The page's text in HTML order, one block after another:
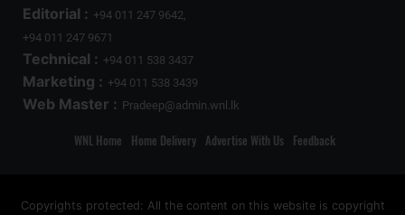
Editorial : +94 011 247 9642,
+94 011 247 9671
Technical : +94 011 538 3437
Marketing : +94 011 538 3439
Web Master : Pradeep@admin.wnl.lk
WNL Home Home Delivery Advertise With Us Feedback
Copyrights protected: All the content on this website is copyright